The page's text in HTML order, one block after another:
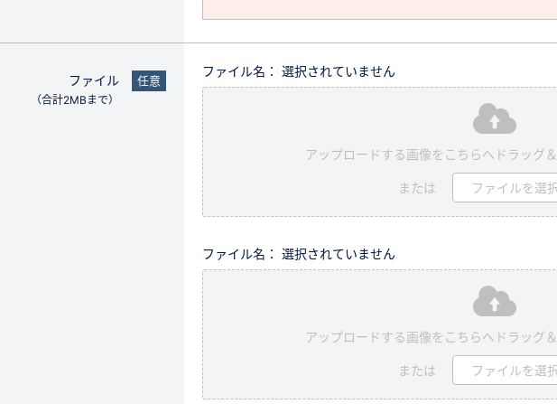
ファイル
（合計2MBまで）
任意
ファイル名： 選択されていません
アップロードする画像をこちらへドラッグ
または ファイルを選
ファイル名： 選択されていません
アップロードする画像をこちらへドラッグ
または ファイルを選